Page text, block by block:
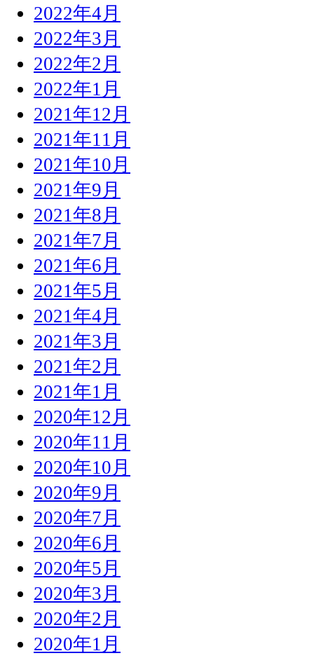
2022年4月
2022年3月
2022年2月
2022年1月
2021年12月
2021年11月
2021年10月
2021年9月
2021年8月
2021年7月
2021年6月
2021年5月
2021年4月
2021年3月
2021年2月
2021年1月
2020年12月
2020年11月
2020年10月
2020年9月
2020年7月
2020年6月
2020年5月
2020年3月
2020年2月
2020年1月